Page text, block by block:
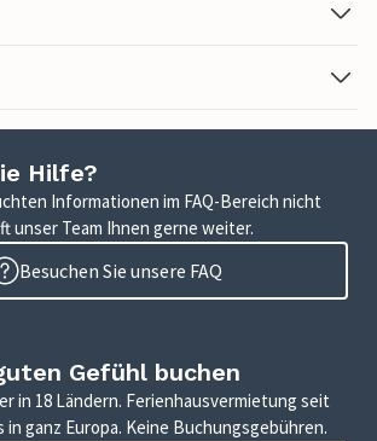
Hilfe?
Informationen im FAQ-Bereich nicht
unser Team Ihnen gerne weiter.
Besuchen Sie unsere FAQ
Gefühl buchen
in 18 Ländern. Ferienhausvermietung seit
in ganz Europa. Keine Buchungsgebühren.